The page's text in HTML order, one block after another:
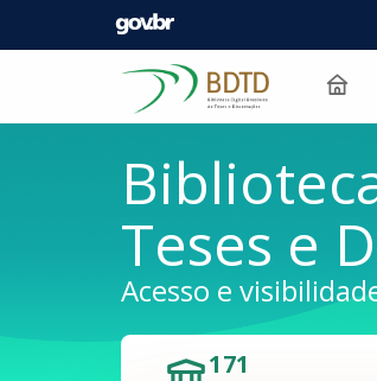
Pular para o conteúdo
Teses e
Acesso e
171